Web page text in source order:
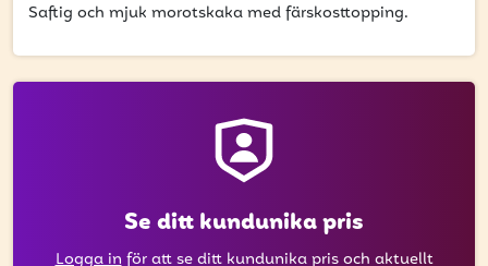
Saftig och mjuk morotskaka med färskosttopping.
Se ditt kundunika pris
Logga inför att se ditt kundunika pris och aktuellt